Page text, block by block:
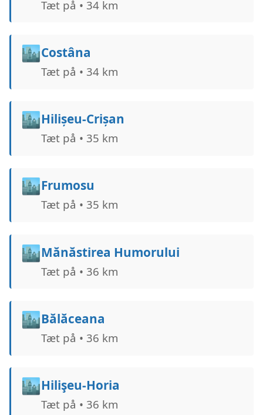
Tæt på • 34 km
🏙️Costâna
Tæt på • 34 km
🏙️Hilișeu-Crișan
Tæt på • 35 km
🏙️Frumosu
Tæt på • 35 km
🏙️Mănăstirea Humorului
Tæt på • 36 km
🏙️Bălăceana
Tæt på • 36 km
🏙️Hilişeu-Horia
Tæt på • 36 km